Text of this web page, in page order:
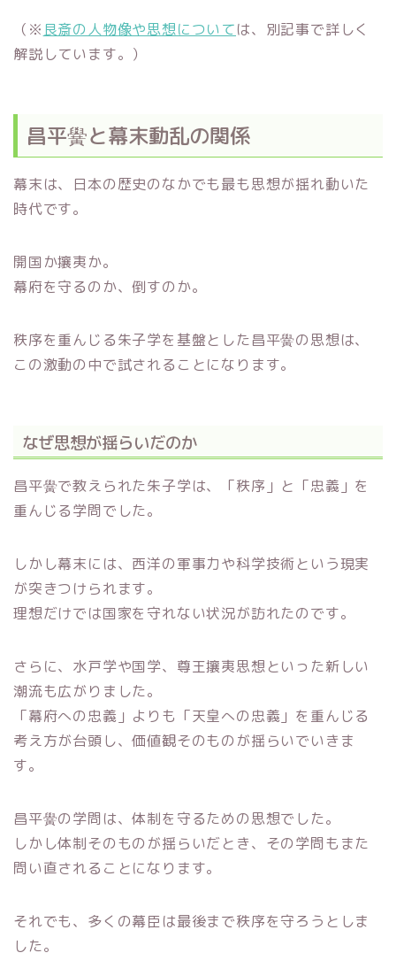
（※ 艮斎の人物像や思想については、別記事で詳しく
解説しています。）
昌平黌と幕末動乱の関係
幕末は、日本の歴史のなかでも最も思想が揺れ動いた
時代です。
開国か攘夷か。
幕府を守るのか、倒すのか。
秩序を重んじる朱子学を基盤とした昌平黌の思想は、
この激動の中で試されることになります。
なぜ思想が揺らいだのか
昌平黌で教えられた朱子学は、「秩序」と「忠義」を
重んじる学問でした。
しかし幕末には、西洋の軍事力や科学技術という現実
が突きつけられます。
理想だけでは国家を守れない状況が訪れたのです。
さらに、水戸学や国学、尊王攘夷思想といった新しい
潮流も広がりました。
「幕府への忠義」よりも「天皇への忠義」を重んじる
考え方が台頭し、価値観そのものが揺らいでいきま
す。
昌平黌の学問は、体制を守るための思想でした。
しかし体制そのものが揺らいだとき、その学問もまた
問い直されることになります。
それでも、多くの幕臣は最後まで秩序を守ろうとしま
した。